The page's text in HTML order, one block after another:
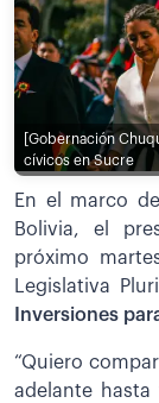
[Gobernación
cívicos en Sucre
En el marco
Bolivia, el
próximo
Legislativa
Inversiones
“Quiero
adelante hasta